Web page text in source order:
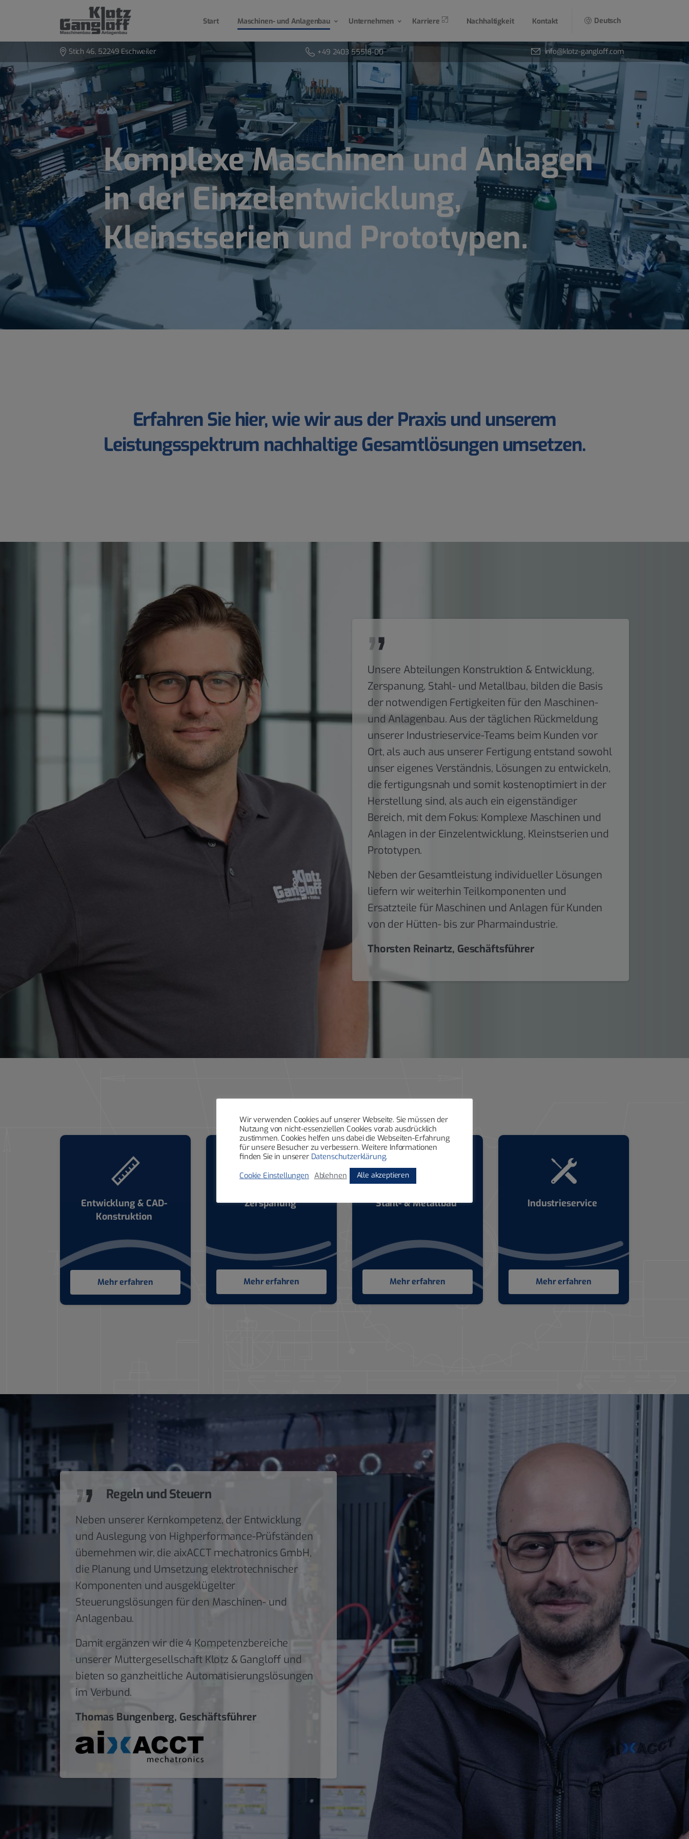
Start Maschinen- und Anlagenbau Unternehmen Karriere Nachhaltigkeit Kontakt Deutsch
Stich 46, 52249 Eschweiler +49 2403 55518-00 info@klotz-gangloff.com
Komplexe Maschinen und Anlagen
in der Einzelentwicklung,
Kleinstserien und Prototypen.
ErfahrenSie hier,wiewirausder Praxis und unserem
Leistungsspektrum nachhaltigeGesamtlösungen umsetzen.
Unsere Abteilungen Konstruktion & Entwicklung,
Zerspanung, Stahl- und Metallbau, bilden die Basis
der notwendigen Fertigkeiten für den Maschinen-
und Anlagenbau. Aus der täglichen Rückmeldung
unserer Industrieservice-Teams beim Kunden vor
Ort, als auch aus unserer Fertigung entstand sowohl
unser eigenes Verständnis, Lösungen zu entwickeln,
die fertigungsnah und somit kostenoptimiert in der
Herstellung sind, als auch ein eigenständiger
Bereich, mit dem Fokus: Komplexe Maschinen und
Anlagen in der Einzelentwicklung, Kleinstserien und
Prototypen.
Neben der Gesamtleistung individueller Lösungen
liefern wir weiterhin Teilkomponenten und
Ersatzteile für Maschinen und Anlagen für Kunden
von der Hütten- bis zur Pharmaindustrie.
Thorsten Reinartz, Geschäftsführer
Entwicklung & CAD-
Konstruktion
Mehr erfahren
Zerspanung
Mehr erfahren
Stahl- & Metallbau
Mehr erfahren
Industrieservice
Mehr erfahren
Regeln und Steuern
Neben unserer Kernkompetenz, der Entwicklung
und Auslegung von Highperformance-Prüfständen
übernehmen wir, die aixACCT mechatronics GmbH,
die Planung und Umsetzung elektrotechnischer
Komponenten und ausgeklügelter
Steuerungslösungen für den Maschinen- und
Anlagenbau.
Damit ergänzen wir die 4 Kompetenzbereiche
unserer Muttergesellschaft Klotz & Gangloff und
bieten so ganzheitliche Automatisierungslösungen
im Verbund.
Thomas Bungenberg, Geschäftsführer
Wir verwenden Cookies auf unserer Webseite. Sie müssen der
Nutzung von nicht-essenziellen Cookies vorab ausdrücklich
zustimmen. Cookies helfen uns dabei die Webseiten-Erfahrung
für unsere Besucher zu verbessern. Weitere Informationen
finden Sie in unserer Datenschutzerklärung.
Cookie Einstellungen Ablehnen Alle akzeptieren